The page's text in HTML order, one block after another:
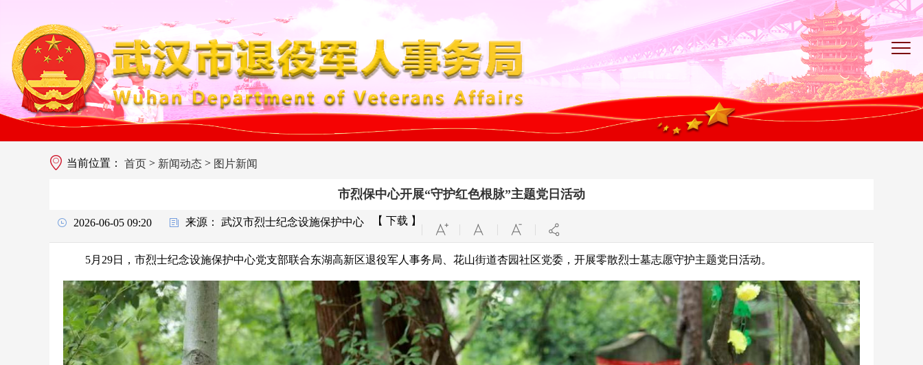
当前位置： 首页 > 新闻动态 > 图片新闻
市烈保中心开展“守护红色根脉”主题党日活动
2026-06-05 09:20 来源： 武汉市烈士纪念设施保护中心 【 下载 】
5月29日，市烈士纪念设施保护中心党支部联合东湖高新区退役军人事务局、花山街道杏园社区党委，开展零散烈士墓志愿守护主题党日活动。